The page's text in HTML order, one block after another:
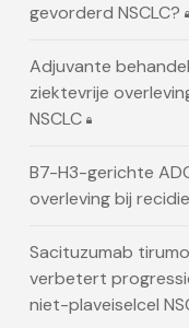
gevorderd NSCLC?
Adjuvante
ziektevrije
NSCLC
B7-H3-gerichte
overleving bij
Sacituzumab
verbetert
niet-plaveiselcel